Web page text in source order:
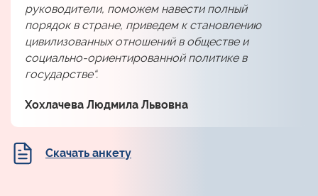
руководители, поможем навести полный
порядок в стране, приведем к становлению
цивилизованных отношений в обществе и
социально-ориентированной политике в
государстве“.
Хохлачева Людмила Львовна
Скачать анкету